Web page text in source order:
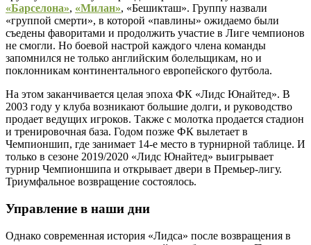
«Барселона», «Милан», «Бешикташ». Группу назвали
«группой смерти», в которой «павлины» ожидаемо были
съедены фаворитами и продолжить участие в Лиге чемпионов
не смогли. Но боевой настрой каждого члена команды
запомнился не только английским болельщикам, но и
поклонникам континентального европейского футбола.
На этом заканчивается целая эпоха ФК «Лидс Юнайтед». В
2003 году у клуба возникают большие долги, и руководство
продает ведущих игроков. Также с молотка продается стадион
и тренировочная база. Годом позже ФК вылетает в
Чемпионшип, где занимает 14-е место в турнирной таблице. И
только в сезоне 2019/2020 «Лидс Юнайтед» выигрывает
турнир Чемпионшипа и открывает двери в Премьер-лигу.
Триумфальное возвращение состоялось.
Управление в наши дни
Однако современная история «Лидса» после возвращения в